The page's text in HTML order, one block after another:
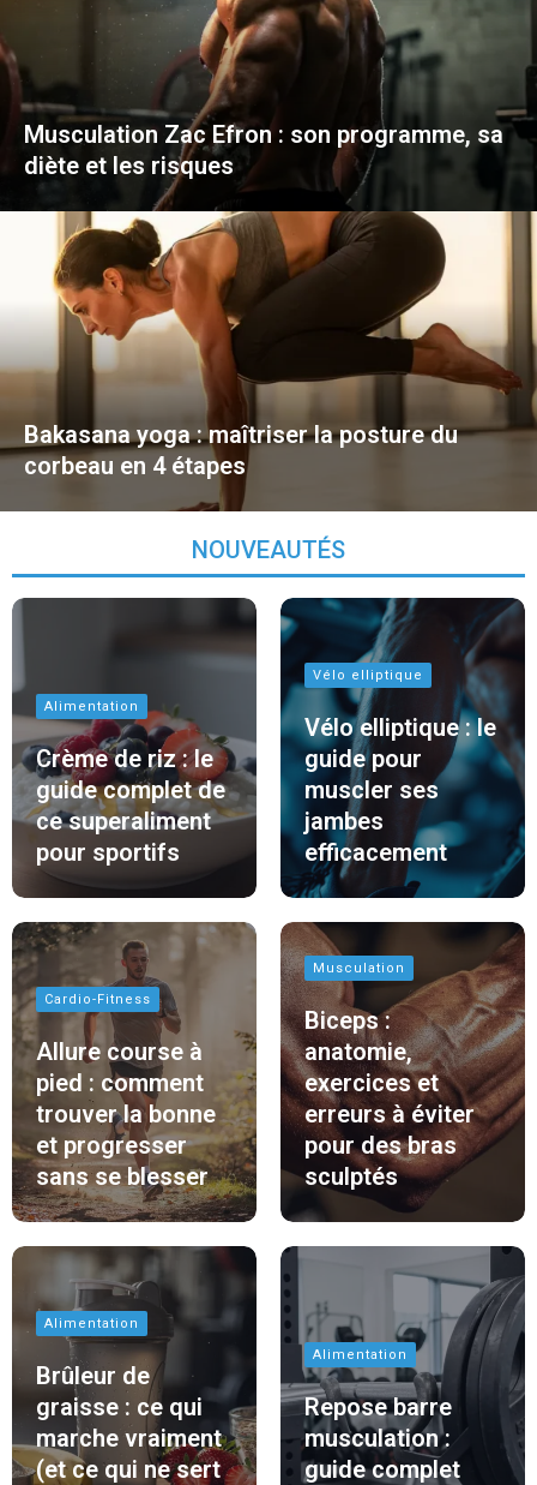
Musculation Zac Efron : son programme, sa
diète et les risques
Bakasana yoga : maîtriser la posture du
corbeau en 4 étapes
NOUVEAUTÉS
Alimentation
Crème de riz : le
guide complet de
ce superaliment
pour sportifs
Vélo elliptique
Vélo elliptique : le
guide pour
muscler ses
jambes
efficacement
Cardio-Fitness
Allure course à
pied : comment
trouver la bonne
et progresser
sans se blesser
Musculation
Biceps :
anatomie,
exercices et
erreurs à éviter
pour des bras
sculptés
Alimentation
Brûleur de
graisse : ce qui
marche vraiment
(et ce qui ne sert
Alimentation
Repose barre
musculation :
guide complet